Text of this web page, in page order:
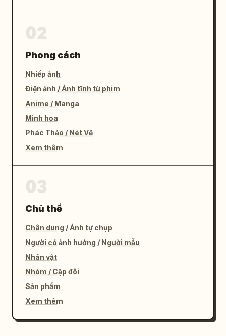
Phong cách
Nhiếp ảnh
Điện ảnh / Ảnh tĩnh từ phim
Anime / Manga
Minh họa
Phác Thảo / Nét Vẽ
Xem thêm
Chủ thể
Chân dung / Ảnh tự chụp
Người có ảnh hưởng / Người mẫu
Nhân vật
Nhóm / Cặp đôi
Sản phẩm
Xem thêm